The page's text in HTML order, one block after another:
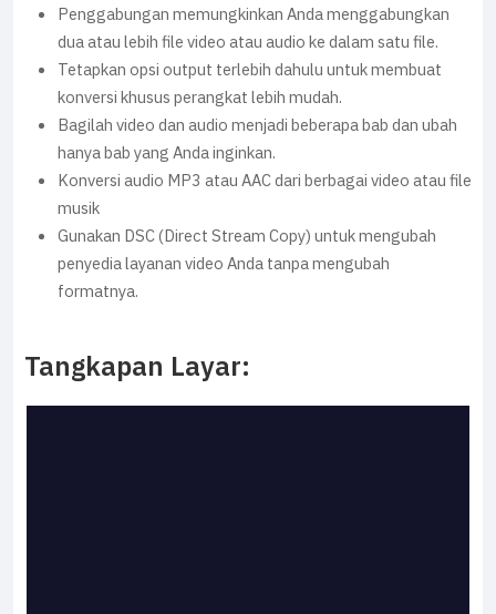
Penggabungan memungkinkan Anda menggabungkan
dua atau lebih file video atau audio ke dalam satu file.
Tetapkan opsi output terlebih dahulu untuk membuat
konversi khusus perangkat lebih mudah.
Bagilah video dan audio menjadi beberapa bab dan ubah
hanya bab yang Anda inginkan.
Konversi audio MP3 atau AAC dari berbagai video atau file
musik
Gunakan DSC (Direct Stream Copy) untuk mengubah
penyedia layanan video Anda tanpa mengubah
formatnya.
Tangkapan Layar: